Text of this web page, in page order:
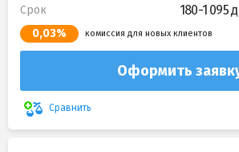
Срок 180-1 095
0,03% комиссия для новых клиентов
Оформить
Сравнить